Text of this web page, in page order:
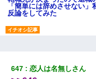
「簡単には辞めさせない
反論をしてみた
647 恋人は名無しさん